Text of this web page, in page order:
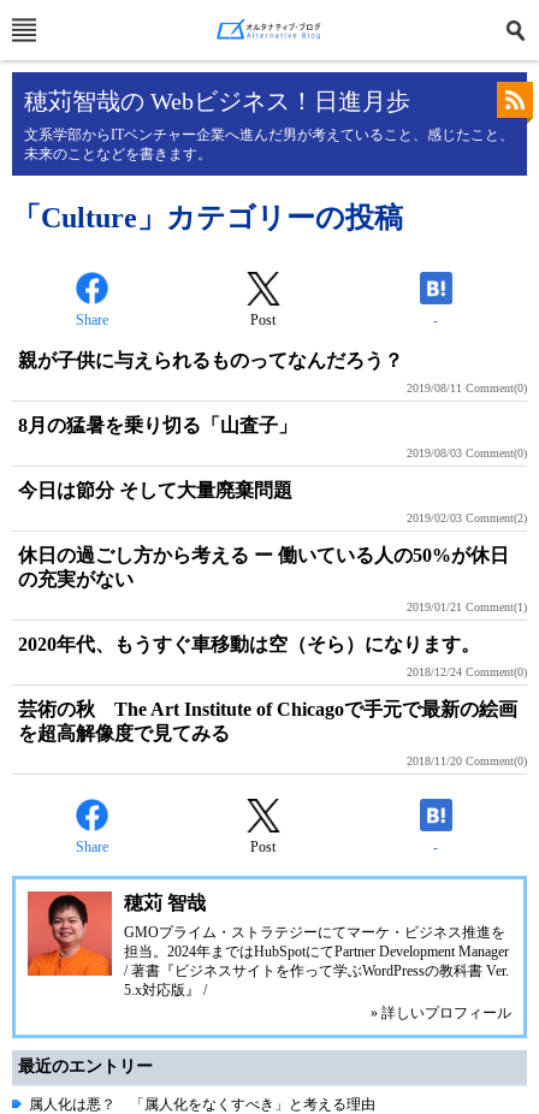
穂苅智哉の Webビジネス！日進月歩
文系学部からITベンチャー企業へ進んだ男が考えていること、感じたこと、
未来のことなどを書きます。
「Culture」カテゴリーの投稿
Share Post -
親が子供に与えられるものってなんだろう？
2019/08/11 Comment(0)
8月の猛暑を乗り切る「山査子」
2019/08/03 Comment(0)
今日は節分 そして大量廃棄問題
2019/02/03 Comment(2)
休日の過ごし方から考える ー 働いている人の50%が休日
の充実がない
2019/01/21 Comment(1)
2020年代、もうすぐ車移動は空（そら）になります。
2018/12/24 Comment(0)
芸術の秋 The Art Institute of Chicagoで手元で最新の絵画
を超高解像度で見てみる
2018/11/20 Comment(0)
Share Post -
穂苅 智哉
GMOプライム・ストラテジーにてマーケ・ビジネス推進を
担当。2024年まではHubSpotにてPartner Development Manager
/ 著書『ビジネスサイトを作って学ぶWordPressの教科書 Ver.
5.x対応版』 /
» 詳しいプロフィール
最近のエントリー
属人化は悪？ 「属人化をなくすべき」と考える理由